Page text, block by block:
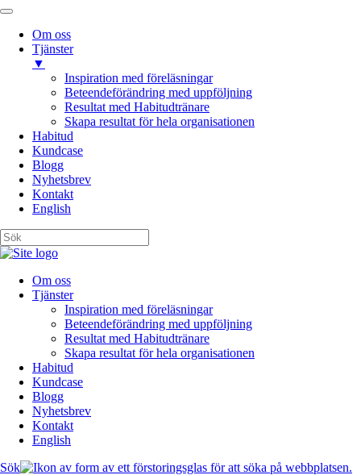
Om oss
Tjänster
▼
Inspiration med föreläsningar
Beteendeförändring med uppföljning
Resultat med Habitudtränare
Skapa resultat för hela organisationen
Habitud
Kundcase
Blogg
Nyhetsbrev
Kontakt
English
Om oss
Tjänster
Inspiration med föreläsningar
Beteendeförändring med uppföljning
Resultat med Habitudtränare
Skapa resultat för hela organisationen
Habitud
Kundcase
Blogg
Nyhetsbrev
Kontakt
English
Sök